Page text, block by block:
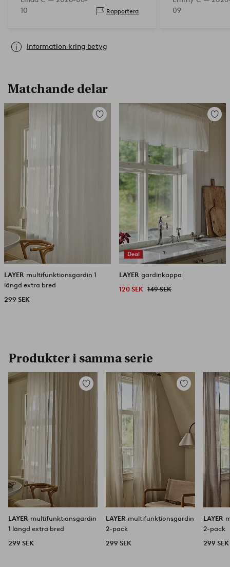
tyckte också om dom mycket!
10
Rapportera
09
Information kring betyg
Matchande delar
Lägg
favoriter
LAYER multifunktionsgardin 1
längd extra bred
299 SEK
Deal
Lägg
till
LAYER gardinkappa
120 SEK 149 SEK
Produkter i samma serie
Lägg
LAYER multifunktionsgardin
1 längd extra bred
299 SEK
Lägg
favoriter
LAYER multifunktionsgardin
2-pack
299 SEK
LAYER
2-pack
299 SEK